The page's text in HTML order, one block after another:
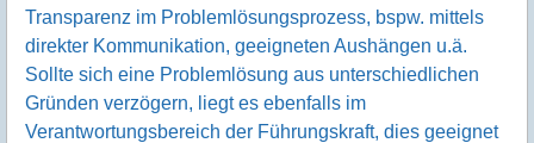
Transparenz im Problemlösungsprozess, bspw. mittels
direkter Kommunikation, geeigneten Aushängen u.ä.
Sollte sich eine Problemlösung aus unterschiedlichen
Gründen verzögern, liegt es ebenfalls im
Verantwortungsbereich der Führungskraft, dies geeignet